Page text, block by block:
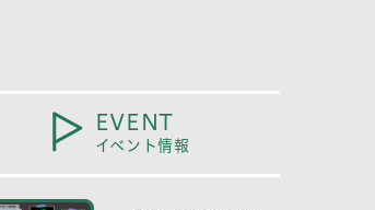
EVENT
イベント情報